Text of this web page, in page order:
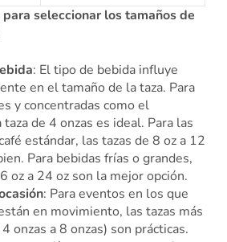
seleccionar los tamaños de
: El tipo de bebida influye
en el tamaño de la taza. Para
y concentradas como el
de 4 onzas es ideal. Para las
estándar, las tazas de 8 oz a 12
Para bebidas frías o grandes,
oz a 24 oz son la mejor opción.
: Para eventos en los que
en movimiento, las tazas más
onzas a 8 onzas) son prácticas.